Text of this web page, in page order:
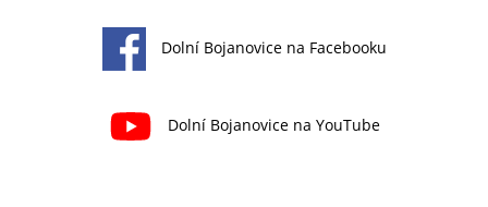
Dolní Bojanovice na Facebooku
Dolní Bojanovice na YouTube